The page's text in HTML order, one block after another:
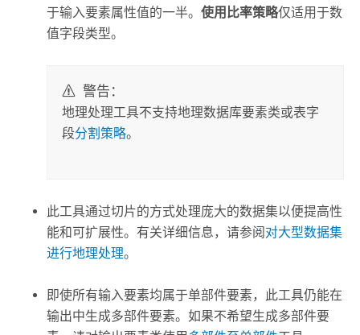
于输入要素属性值的一半。使用比率策略仅适用于数
值字段类型。
警告：
地理处理工具不支持地理数据库要素类或表字
段分割策略。
此工具通过切片的方式处理庞大的数据集以便提高性
能和可扩展性。有关详细信息，请参阅对大型数据集
进行地理处理。
即使所有输入要素均属于单部件要素，此工具仍能在
输出中生成多部件要素。如果不希望生成多部件要